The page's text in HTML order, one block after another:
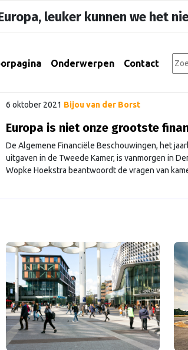
leuker kunnen we het
Onderwerpen Contact
6 oktober 2021 Bijou van der Borst
Europa is niet onze grootste
De Algemene Financiële Beschouwingen, het
uitgaven in de Tweede Kamer, is vanmorgen in
Wopke Hoekstra beantwoordt de vragen van